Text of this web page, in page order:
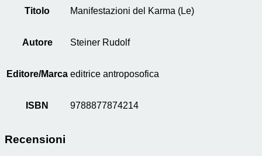
Titolo Manifestazioni del Karma (Le)
Autore Steiner Rudolf
Editore/Marca editrice antroposofica
ISBN 9788877874214
Recensioni